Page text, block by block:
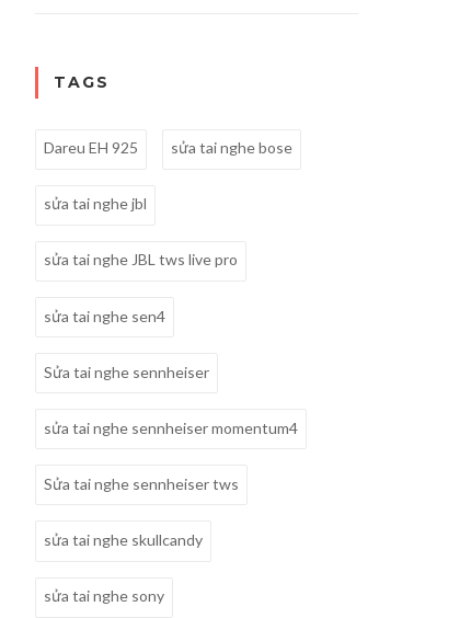
TAGS
Dareu EH 925 sửa tai nghe bose
sửa tai nghe jbl
sửa tai nghe JBL tws live pro
sửa tai nghe sen4
Sửa tai nghe sennheiser
sửa tai nghe sennheiser momentum4
Sửa tai nghe sennheiser tws
sửa tai nghe skullcandy
sửa tai nghe sony